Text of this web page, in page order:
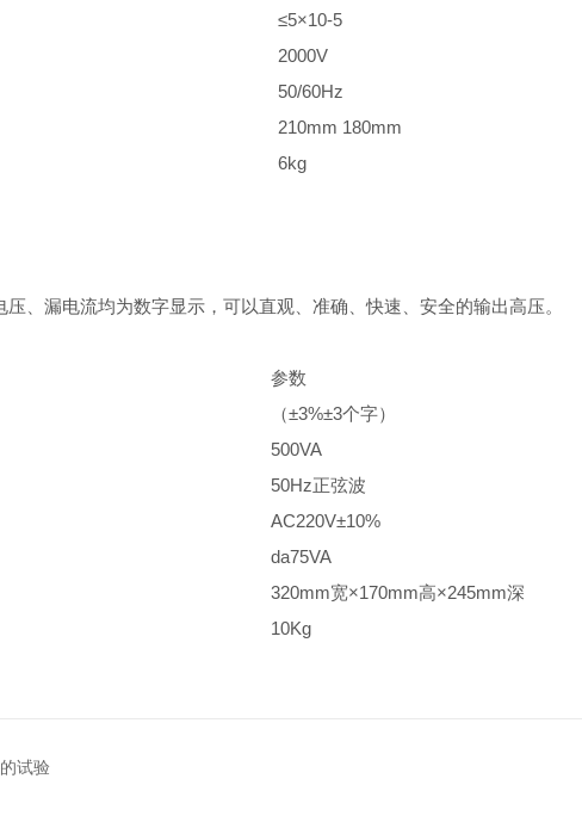
≤5×10-5
2000V
50/60Hz
210mm 180mm
6kg
、漏电流均为数字显示，可以直观、准确、快速、安全的输出高压。
参数
（±3%±3个字）
500VA
50Hz正弦波
AC220V±10%
da75VA
320mm宽×170mm高×245mm深
10Kg
试验